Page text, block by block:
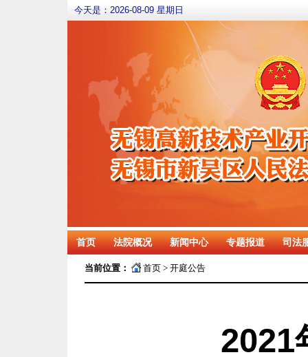
今天是： 2026-08-09 星期日
首页 法院概况 新闻中心 专题报道 司法
当前位置： 首页 > 开庭公告
2021